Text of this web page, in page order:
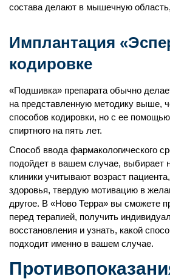
состава делают в мышечную
Имплантация
кодировке
«Подшивка» препарата обычно
на представленную методику выше,
способов кодировки, но с ее
спиртного на пять лет.
Способ ввода фармакологического
подойдет в вашем случае, выбирает
клиники учитывают возраст
здоровья, твердую мотивацию в
другое. В «Ново Терра» вы сможете
перед терапией, получить
восстановления и узнать, какой
подходит именно в вашем случае.